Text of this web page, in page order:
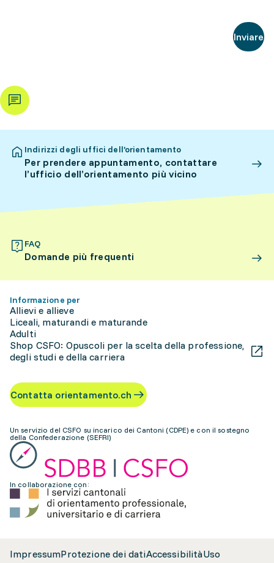
Inviare
Indirizzi degli uffici dell’orientamento
Per prendere appuntamento, contattare
l’ufficio dell’orientamento più vicino
FAQ
Domande più frequenti
Informazione per
Allievi e allieve
Liceali, maturandi e maturande
Adulti
Shop CSFO: Opuscoli per la scelta della professione,
degli studi e della carriera
Contatta orientamento.ch
Un servizio del CSFO su incarico dei Cantoni (CDPE) e con il sostegno
della Confederazione (SEFRI)
In collaborazione con:
ImpressumProtezione dei datiAccessibilitàUso